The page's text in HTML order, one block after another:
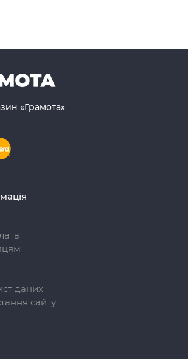
«Грамота»
даних
сайту